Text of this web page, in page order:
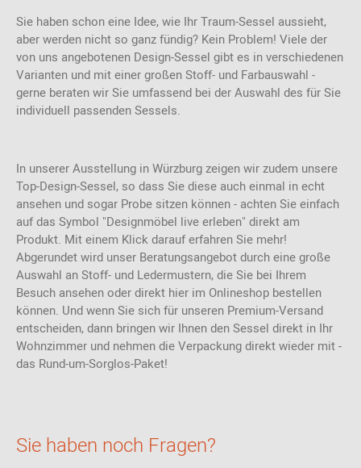
Sie haben schon eine Idee, wie Ihr Traum-Sessel aussieht,
aber werden nicht so ganz fündig? Kein Problem! Viele der
von uns angebotenen Design-Sessel gibt es in verschiedenen
Varianten und mit einer großen Stoff- und Farbauswahl -
gerne beraten wir Sie umfassend bei der Auswahl des für Sie
individuell passenden Sessels.
In unserer Ausstellung in Würzburg zeigen wir zudem unsere
Top-Design-Sessel, so dass Sie diese auch einmal in echt
ansehen und sogar Probe sitzen können - achten Sie einfach
auf das Symbol "Designmöbel live erleben" direkt am
Produkt. Mit einem Klick darauf erfahren Sie mehr!
Abgerundet wird unser Beratungsangebot durch eine große
Auswahl an Stoff- und Ledermustern, die Sie bei Ihrem
Besuch ansehen oder direkt hier im Onlineshop bestellen
können. Und wenn Sie sich für unseren Premium-Versand
entscheiden, dann bringen wir Ihnen den Sessel direkt in Ihr
Wohnzimmer und nehmen die Verpackung direkt wieder mit -
das Rund-um-Sorglos-Paket!
Sie haben noch Fragen?